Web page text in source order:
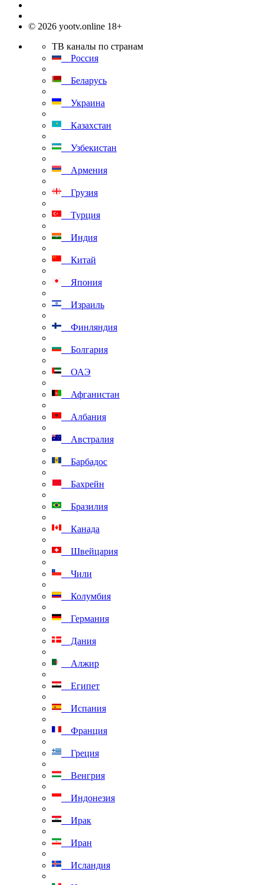
© 2026 yootv.online 18+
ТВ каналы по странам
Россия
Беларусь
Украина
Казахстан
Узбекистан
Армения
Грузия
Турция
Индия
Китай
Япония
Израиль
Финляндия
Болгария
ОАЭ
Афганистан
Албания
Австралия
Барбадос
Бахрейн
Бразилия
Канада
Швейцария
Чили
Колумбия
Германия
Дания
Алжир
Египет
Испания
Франция
Греция
Венгрия
Индонезия
Ирак
Иран
Исландия